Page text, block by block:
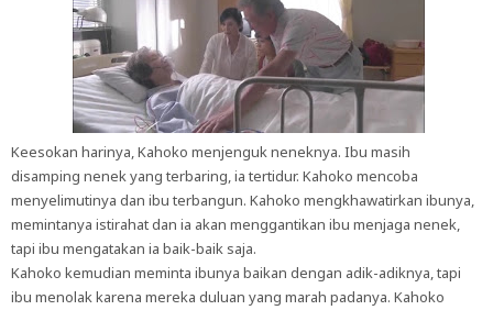
Keesokan harinya, Kahoko menjenguk neneknya. Ibu masih
disamping nenek yang terbaring, ia tertidur. Kahoko mencoba
menyelimutinya dan ibu terbangun. Kahoko mengkhawatirkan ibunya,
memintanya istirahat dan ia akan menggantikan ibu menjaga nenek,
tapi ibu mengatakan ia baik-baik saja.
Kahoko kemudian meminta ibunya baikan dengan adik-adiknya, tapi
ibu menolak karena mereka duluan yang marah padanya. Kahoko